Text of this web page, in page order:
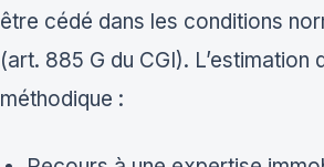
être cédé dans les conditions
(art. 885 G du CGI). L’estimation
méthodique :